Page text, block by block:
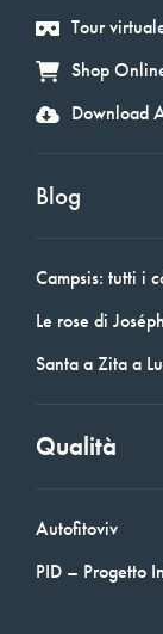
Tour
Shop
Download
Blog
Campsis: tutti i
Le rose di
Santa a Zita a
Qualità
Autofitoviv
PID – Progetto